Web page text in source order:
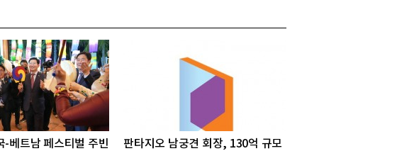
-베트남 페스티벌 주빈
판타지오 남궁견 회장, 130억 규모